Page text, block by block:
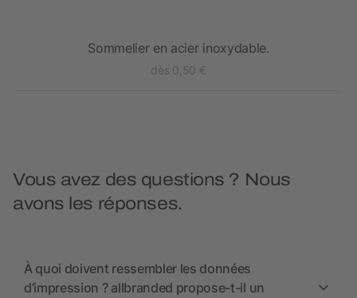
Sommelier en acier inoxydable.
dès 0,50 €
Vous avez des questions ? Nous
avons les réponses.
À quoi doivent ressembler les données
d’impression ? allbranded propose-t-il un